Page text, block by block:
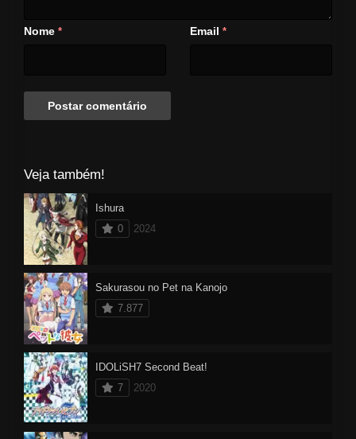
Nome * Email *
Veja também!
Ishura
0
2024
Sakurasou no Pet na Kanojo
7.877
IDOLiSH7 Second Beat!
7
2020